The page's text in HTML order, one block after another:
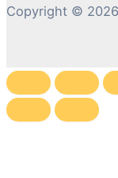
Copyright ©